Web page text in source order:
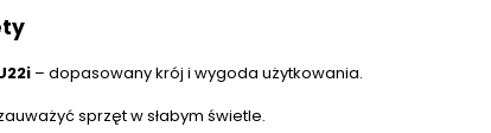
– dopasowany krój i wygoda użytkowania.
sprzęt w słabym świetle.